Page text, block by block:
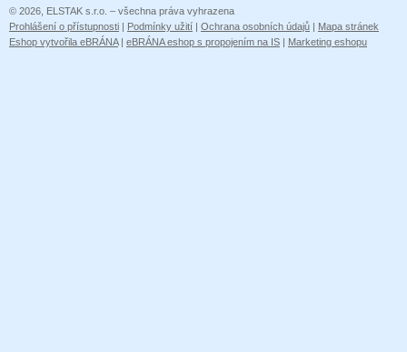
© 2026, ELSTAK s.r.o. – všechna práva vyhrazena
Prohlášení o přístupnosti | Podmínky užití | Ochrana osobních údajů | Mapa stránek
Eshop vytvořila eBRÁNA| eBRÁNA eshop s propojením na IS | Marketing eshopu